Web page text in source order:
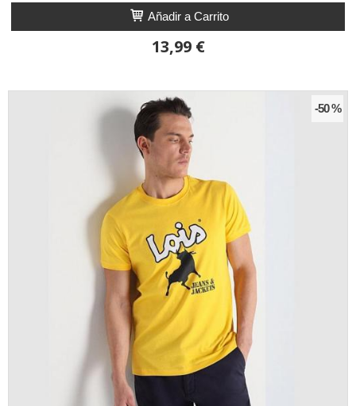
Añadir a Carrito
13,99 €
-50 %